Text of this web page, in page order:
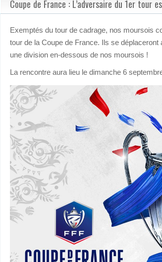
Coupe de France : L’adversaire du 1er tour
Exemptés du tour de cadrage, nos moursois
tour de la Coupe de France. Ils se
une division en-dessous de nos moursois !
La rencontre aura lieu le dimanche 6